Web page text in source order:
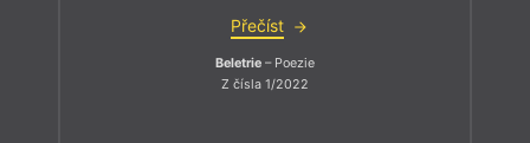
Přečíst
Beletrie – Poezie
Z čísla 1/2022